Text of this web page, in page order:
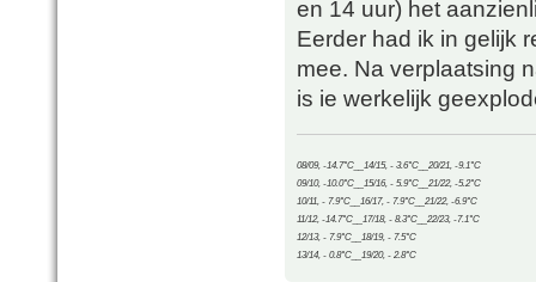
en 14 uur) het
Eerder had ik in gelijk
mee. Na verplaatsing
is ie werkelijk
08/09, -14.7°C__14/15, - 3.6°C__20/21, -9.1°C
09/10, -10.0°C__15/16, - 5.9°C__21/22, -5.2°C
10/11, - 7.9°C__16/17, - 7.9°C__21/22, -6.9°C
11/12, -14.7°C__17/18, - 8.3°C__22/23, -7.1°C
12/13, - 7.9°C__18/19, - 7.5°C
13/14, - 0.8°C__19/20, - 2.8°C